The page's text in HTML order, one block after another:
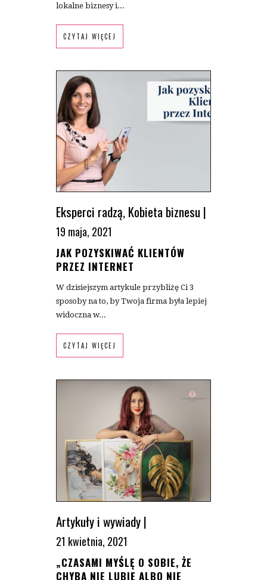
lokalne biznesy i...
CZYTAJ WIĘCEJ
Eksperci radzą,Kobieta biznesu |
19 maja, 2021
JAK POZYSKIWAĆ KLIENTÓW
PRZEZ INTERNET
W dzisiejszym artykule przybliżę Ci 3
sposoby na to, by Twoja firma była lepiej
widoczna w...
CZYTAJ WIĘCEJ
Artykuły i wywiady|
21 kwietnia, 2021
„CZASAMI MYŚLĘ O SOBIE, ŻE
CHYBA NIE LUBIĘ ALBO NIE